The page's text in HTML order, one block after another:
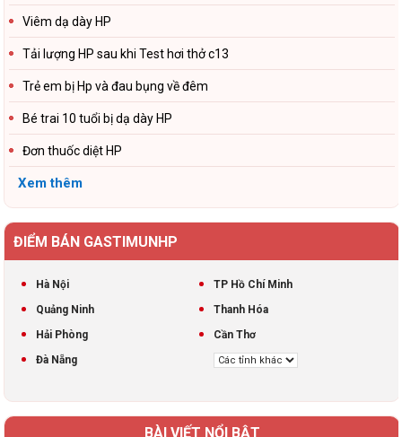
Viêm dạ dày HP
Tải lượng HP sau khi Test hơi thở c13
Trẻ em bị Hp và đau bụng về đêm
Bé trai 10 tuổi bị dạ dày HP
Đơn thuốc diệt HP
Xem thêm
ĐIỂM BÁN GASTIMUNHP
Hà Nội
TP Hồ Chí Minh
Quảng Ninh
Thanh Hóa
Hải Phòng
Cần Thơ
Đà Nẵng
BÀI VIẾT NỔI BẬT